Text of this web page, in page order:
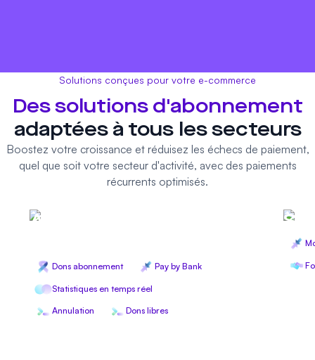
Solutions conçues pour votre e-commerce
Des solutions d'abonnement
adaptées à tous les secteurs
Boostez votre croissance et réduisez les échecs de paiement,
quel que soit votre secteur d'activité, avec des paiements
récurrents optimisés.
Associations &
Dons abonnement Pay by Bank
Statistiques en temps réel
Annulation Dons libres